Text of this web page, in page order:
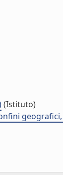
(Istituto)